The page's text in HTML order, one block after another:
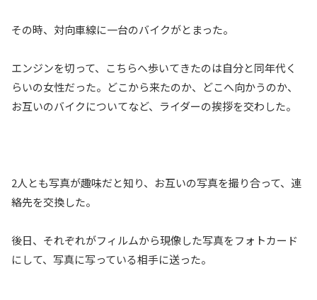
その時、対向車線に一台のバイクがとまった。
エンジンを切って、こちらへ歩いてきたのは自分と同年代く
らいの女性だった。どこから来たのか、どこへ向かうのか、
お互いのバイクについてなど、ライダーの挨拶を交わした。
2人とも写真が趣味だと知り、お互いの写真を撮り合って、連
絡先を交換した。
後日、それぞれがフィルムから現像した写真をフォトカード
にして、写真に写っている相手に送った。